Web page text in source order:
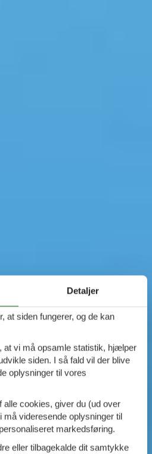
Detaljer
at siden fungerer, og de kan
at vi må opsamle statistik, hjælper
siden. I så fald vil der blive
oplysninger til vores
alle cookies, giver du (ud over
videresende oplysninger til
markedsføring.
eller tilbagekalde dit samtykke